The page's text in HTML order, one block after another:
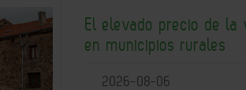
El elevado precio de la
en municipios rurales
2026-08-06